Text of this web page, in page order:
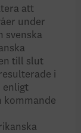
att
under
svenska
till slut
i
enligt
kommande